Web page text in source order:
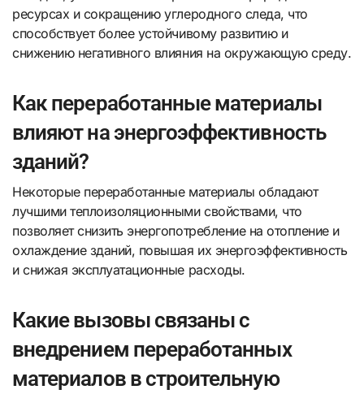
ресурсах и сокращению углеродного следа, что
способствует более устойчивому развитию и
снижению негативного влияния на окружающую среду.
Как переработанные материалы
влияют на энергоэффективность
зданий?
Некоторые переработанные материалы обладают
лучшими теплоизоляционными свойствами, что
позволяет снизить энергопотребление на отопление и
охлаждение зданий, повышая их энергоэффективность
и снижая эксплуатационные расходы.
Какие вызовы связаны с
внедрением переработанных
материалов в строительную